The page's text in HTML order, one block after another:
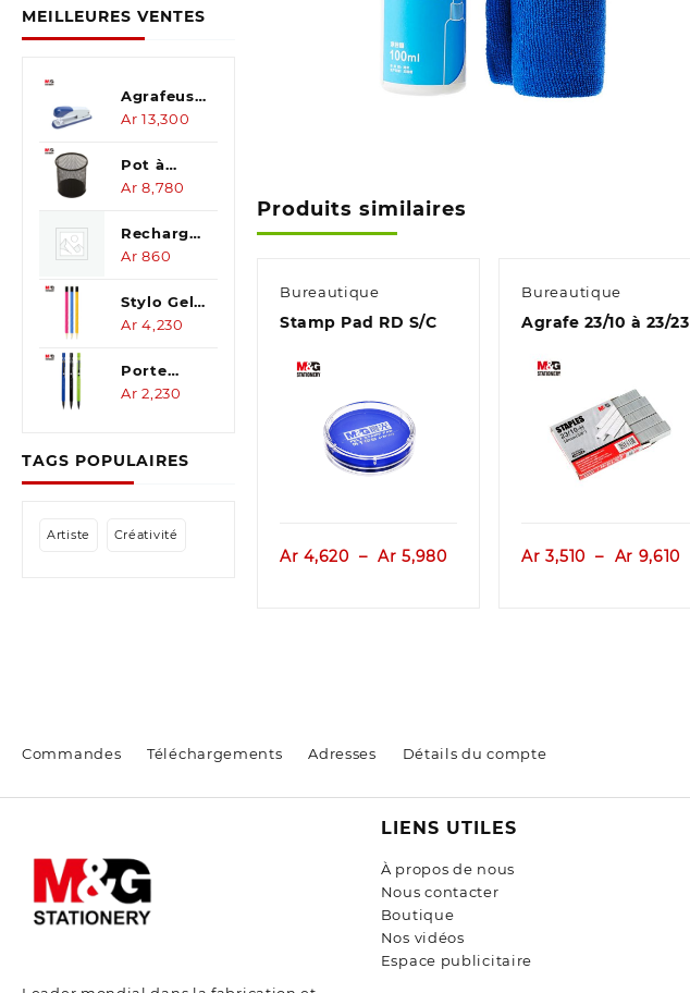
MEILLEURES VENTES
Agrafeuse
Solid
Ar 13,300
Pot à
stylo
Ar 8,780
Recharge
Stylo
0.7
Ar 860
Stylo Gel
effaçable
bleu
Ar 4,230
Porte
mine 2B
Ar 2,230
TAGS POPULAIRES
Artiste Créativité
Produits similaires
Bureautique
Stamp Pad RD S/C
Aperçu
Ar 4,620 – Ar 5,980Plage
Bureautique
Agrafe 23/10 à 23/23
Aperçu
Ar 3,510 – Ar 9,610
Commandes Téléchargements Adresses Détails du compte
LIENS UTILES
À propos de nous
Nous contacter
Boutique
Nos vidéos
Espace publicitaire